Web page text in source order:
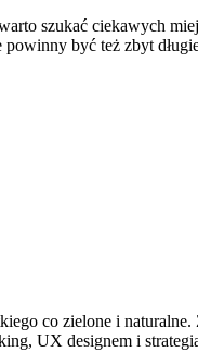
szukać ciekawych
być też zbyt
co zielone i
UX designem i